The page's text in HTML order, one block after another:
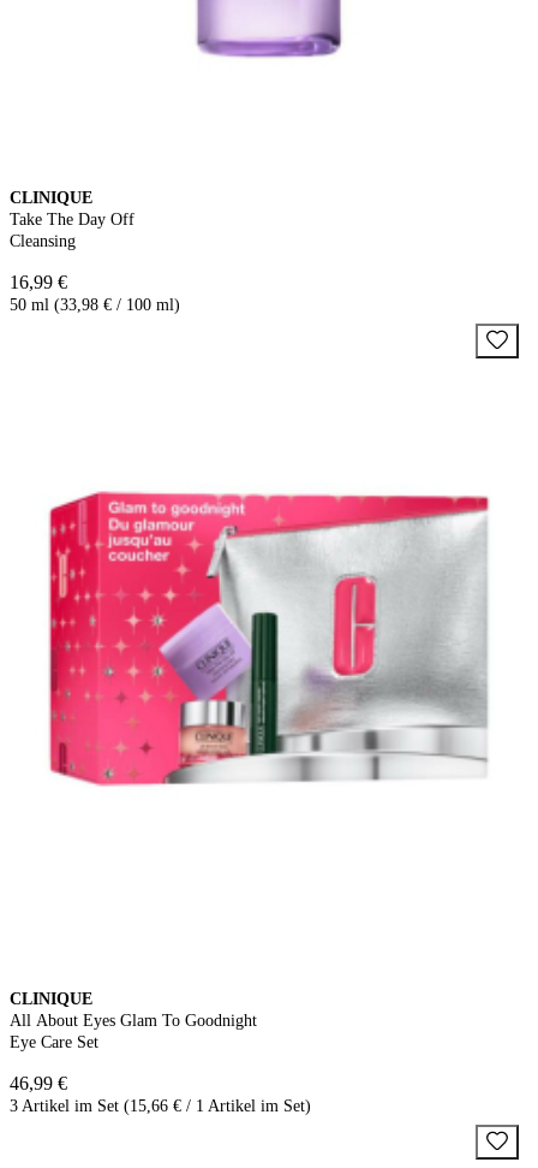
CLINIQUE
Take The Day Off
Cleansing
16,99 €
50 ml (33,98 € / 100 ml)
CLINIQUE
All About Eyes Glam To Goodnight
Eye Care Set
46,99 €
3 Artikel im Set (15,66 € / 1 Artikel im Set)